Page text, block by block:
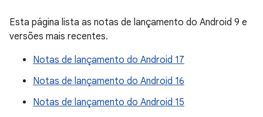
Esta página lista as notas de lançamento do Android 9 e
versões mais recentes.
Notas de lançamento do Android 17
Notas de lançamento do Android 16
Notas de lançamento do Android 15